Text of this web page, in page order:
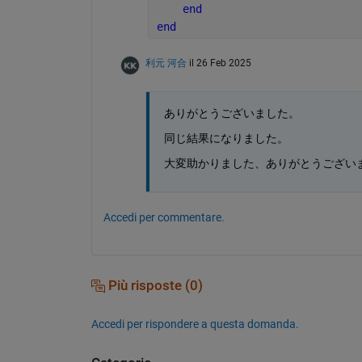
end
end
利元 河合 il 26 Feb 2025
ありがとうございました。
同じ結果になりました。
大変助かりました、ありがとうござい
Accedi per commentare.
Più risposte (0)
Accedi per rispondere a questa domanda.